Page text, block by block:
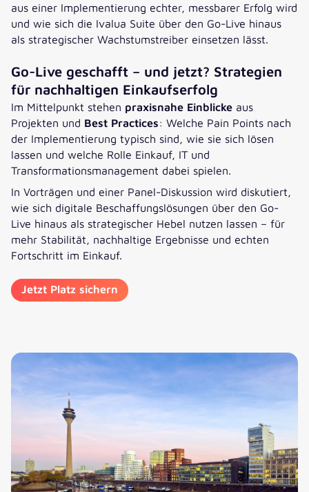
aus einer Implementierung echter, messbarer Erfolg wird
und wie sich die Ivalua Suite über den Go-Live hinaus
als strategischer Wachstumstreiber einsetzen lässt.
Go-Live geschafft – und jetzt? Strategien
für nachhaltigen Einkaufserfolg
Im Mittelpunkt stehen praxisnahe Einblicke aus
Projekten und Best Practices: Welche Pain Points nach
der Implementierung typisch sind, wie sie sich lösen
lassen und welche Rolle Einkauf, IT und
Transformationsmanagement dabei spielen.
In Vorträgen und einer Panel-Diskussion wird diskutiert,
wie sich digitale Beschaffungslösungen über den Go-
Live hinaus als strategischer Hebel nutzen lassen – für
mehr Stabilität, nachhaltige Ergebnisse und echten
Fortschritt im Einkauf.
Jetzt Platz sichern